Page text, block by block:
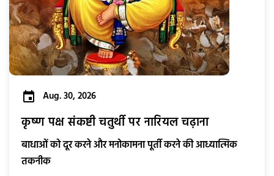
Aug. 30, 2026
कृष्ण पक्ष संकष्टी चतुर्थी पर नारियल चढ़ाना
बाधाओं को दूर करने और मनोकामना पूर्ती करने की आध्यात्मिक
तकनीक